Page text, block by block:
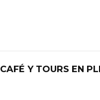
CAFÉ Y TOURS EN